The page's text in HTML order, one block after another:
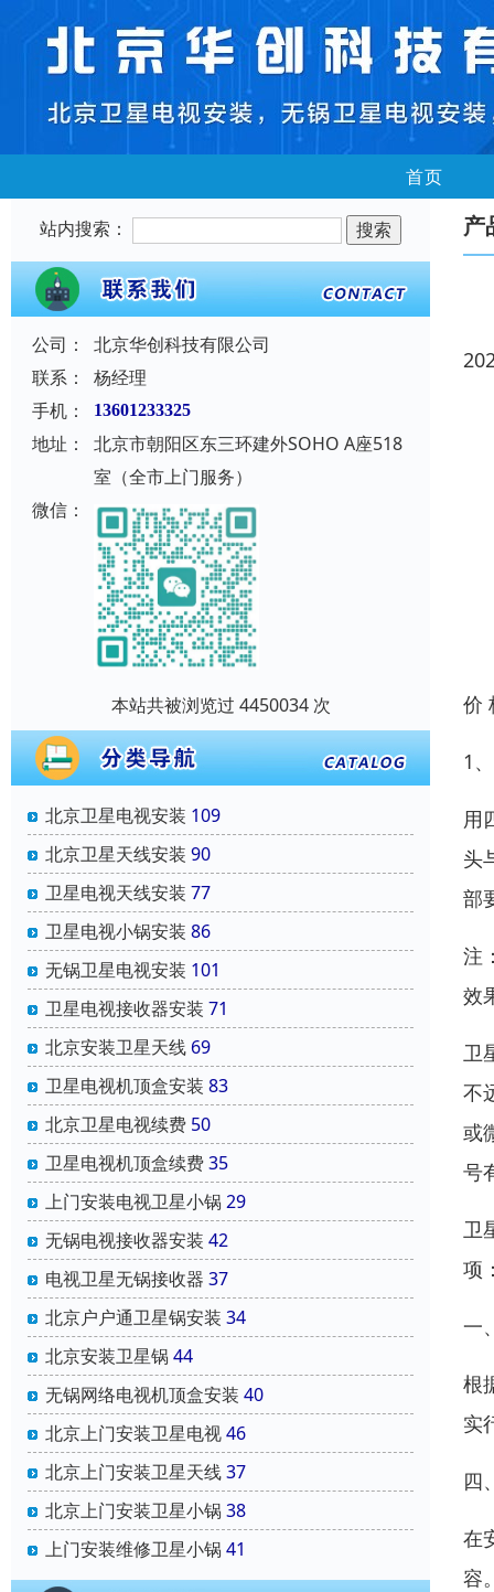
首页
站内搜索：
公司：
北京华创科技有限公司
联系：
杨经理
手机：
13601233325
地址：
北京市朝阳区东三环建外SOHO A座518
室（全市上门服务）
微信：
本站共被浏览过 4450034 次
北京卫星电视安装 109
北京卫星天线安装 90
卫星电视天线安装 77
卫星电视小锅安装 86
无锅卫星电视安装 101
卫星电视接收器安装 71
北京安装卫星天线 69
卫星电视机顶盒安装 83
北京卫星电视续费 50
卫星电视机顶盒续费35
上门安装电视卫星小锅 29
无锅电视接收器安装 42
电视卫星无锅接收器 37
北京户户通卫星锅安装 34
北京安装卫星锅 44
无锅网络电视机顶盒安装 40
北京上门安装卫星电视46
北京上门安装卫星天线37
北京上门安装卫星小锅 38
上门安装维修卫星小锅 41
产
价
1
用
头
部
注
效
卫
不
或
号
卫
项
一
根
实
四
在
容